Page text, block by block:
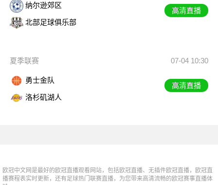
纳尔逊郊区
北部足球俱乐部
高清直播
夏季联赛 07-04 10:30
勇士金队
洛杉矶湖人
高清直播
欧冠中文网是最好的欧冠直播观看网站，包括欧冠直播、无插件欧冠直播，欧冠直
播赛程表实时更新，还有足球热门联赛直播，为您带来高清流畅的欧冠赛事直播体